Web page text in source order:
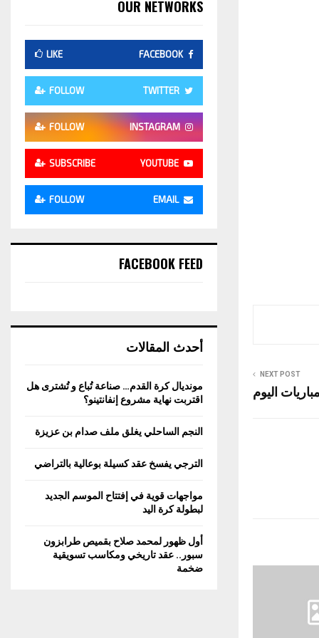
NEXT POST
OUR NETWORKS
FACEBOOK
LIKE
TWITTER
FOLLOW
INSTAGRAM
FOLLOW
YOUTUBE
SUBSCRIBE
EMAIL
FOLLOW
FACEBOOK FEED
أحدث المقالات
مونديال كرة القدم… صناعة تُباع و تُشترى هل
اقتربت نهاية مشروع إنفانتينو؟
النجم الساحلي يغلق ملف صدام بن عزيزة
الترجي يفسخ عقد كسيلة بوعالية بالتراضي
مواجهات قوية في إفتتاح الموسم الجديد
لبطولة كرة اليد
أول ظهور لمحمد صلاح بقميص طرابزون
سبور.. عقد تاريخي ومكاسب تسويقية
ضخمة